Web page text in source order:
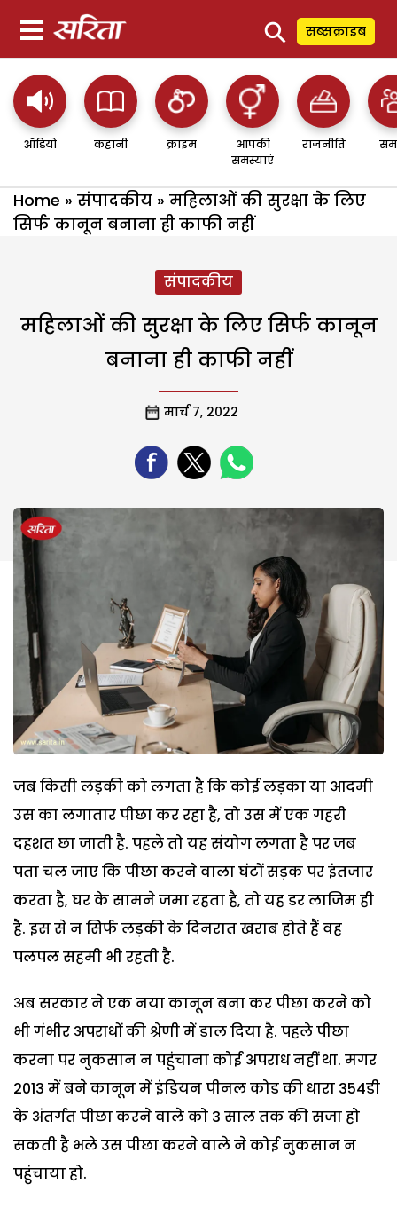
⚲ सब्सक्राइब
ऑडियो कहानी क्राइम
आपकी
समस्याएं
राजनीति
Home » संपादकीय » महिलाओं की सुरक्षा के लिए
सिर्फ कानून बनाना ही काफी नहीं
संपादकीय
महिलाओं की सुरक्षा के लिए सिर्फ कानून
बनाना ही काफी नहीं
मार्च 7, 2022
जब किसी लड़की को लगता है कि कोई लड़का या आदमी
उस का लगातार पीछा कर रहा है, तो उस में एक गहरी
दहशत छा जाती है. पहले तो यह संयोग लगता है पर जब
पता चल जाए कि पीछा करने वाला घंटों सड़क पर इंतजार
करता है, घर के सामने जमा रहता है, तो यह डर लाजिम ही
है. इस से न सिर्फ लड़की के दिनरात खराब होते हैं वह
पलपल सहमी भी रहती है.
अब सरकार ने एक नया कानून बना कर पीछा करने को
भी गंभीर अपराधों की श्रेणी में डाल दिया है. पहले पीछा
करना पर नुकसान न पहुंचाना कोई अपराध नहीं था. मगर
2013 में बने कानून में इंडियन पीनल कोड की धारा 354डी
के अंतर्गत पीछा करने वाले को 3 साल तक की सजा हो
सकती है भले उस पीछा करने वाले ने कोई नुकसान न
पहुंचाया हो.